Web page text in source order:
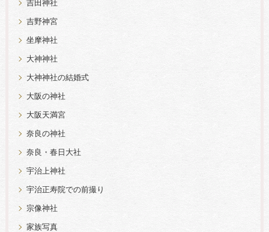
吉田神社
吉野神宮
坐摩神社
大神神社
大神神社の結婚式
大阪の神社
大阪天満宮
奈良の神社
奈良・春日大社
宇治上神社
宇治正寿院での前撮り
宗像神社
家族写真